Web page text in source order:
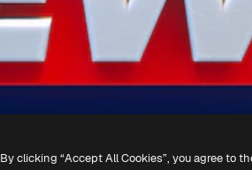
By clicking “Accept All Cookies”, you agree to